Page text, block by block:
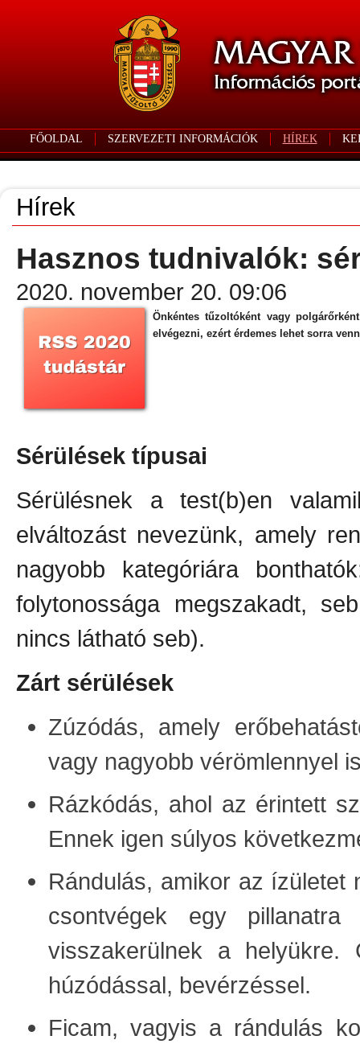
FŐOLDAL SZERVEZETI INFORMÁCIÓK HÍREK
Hírek
Hasznos tudnivalók:
2020. november 20. 09:06
Önkéntes tűzoltóként vagy
elvégezni, ezért érdemes lehet sorra
Sérülések típusai
Sérülésnek a test(b)en
elváltozást nevezünk, amely
nagyobb kategóriára
folytonossága megszakadt,
nincs látható seb).
Zárt sérülések
Zúzódás, amely
vagy nagyobb vérömlennyel
Rázkódás, ahol az érintett
Ennek igen súlyos
Rándulás, amikor az ízületet
csontvégek egy
visszakerülnek a helyükre.
húzódással, bevérzéssel.
Ficam, vagyis a rándulás